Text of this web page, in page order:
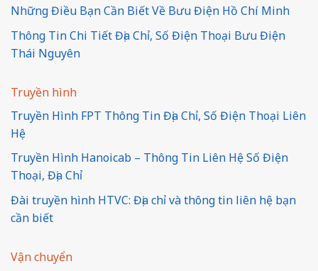
Những Điều Bạn Cần Biết Về Bưu Điện Hồ Chí Minh
Thông Tin Chi Tiết Địa Chỉ, Số Điện Thoại Bưu Điện
Thái Nguyên
Truyền hình
Truyền Hình FPT Thông Tin Địa Chỉ, Số Điện Thoại Liên
Hệ
Truyền Hình Hanoicab – Thông Tin Liên Hệ Số Điện
Thoại, Địa Chỉ
Đài truyền hình HTVC: Địa chỉ và thông tin liên hệ bạn
cần biết
Vận chuyển